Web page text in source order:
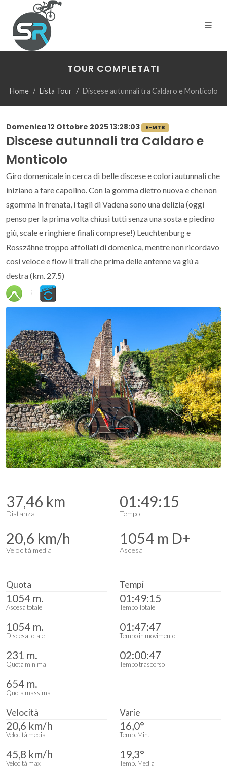
TOUR COMPLETATI
Home Lista Tour Discese autunnali tra Caldaro e Monticolo
Domenica 12 Ottobre 2025 13:28:03 E-MTB
Discese autunnali tra Caldaro e
Monticolo
Giro domenicale in cerca di belle discese e colori autunnali che
iniziano a fare capolino. Con la gomma dietro nuova e che non
sgomma in frenata, i tagli di Vadena sono una delizia (oggi
penso per la prima volta chiusi tutti senza una sosta e piedino
giù, scale e ringhiere finali comprese!) Leuchtenburg e
Rosszähne troppo affollati di domenica, mentre non ricordavo
così veloce e flow il trail che prima delle antenne va giù a
destra (km. 27.5)
37,46 km
Distanza
01:49:15
Tempo
20,6 km/h
Velocità media
1054 m D+
Ascesa
Quota
1054 m.
Ascesa totale
1054 m.
Discesa totale
231 m.
Quota minima
654 m.
Quota massima
Tempi
01:49:15
Tempo Totale
01:47:47
Tempo in movimento
02:00:47
Tempo trascorso
Velocità
20,6 km/h
Velocità media
45,8 km/h
Velocità max
Varie
16,0°
Temp. Min.
19,3°
Temp. Media